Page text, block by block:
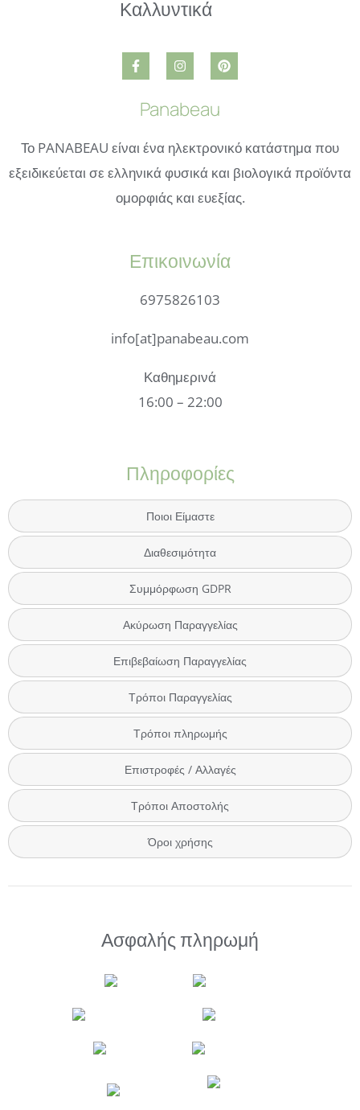
Panabeau
Το PANABEAU είναι ένα ηλεκτρονικό κατάστημα που
εξειδικεύεται σε ελληνικά φυσικά και βιολογικά προϊόντα
ομορφιάς και ευεξίας.
Επικοινωνία
6975826103
info[at]panabeau.com
Καθημερινά
16:00 – 22:00
Πληροφορίες
Ποιοι Είμαστε
Διαθεσιμότητα
Συμμόρφωση GDPR
Ακύρωση Παραγγελίας
Επιβεβαίωση Παραγγελίας
Τρόποι Παραγγελίας
Τρόποι πληρωμής
Επιστροφές / Αλλαγές
Τρόποι Αποστολής
Όροι χρήσης
Ασφαλής πληρωμή